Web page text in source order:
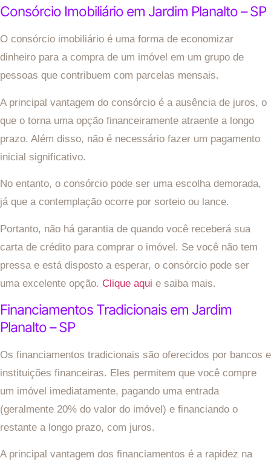
Consórcio Imobiliário em Jardim Planalto – SP
O consórcio imobiliário é uma forma de economizar
dinheiro para a compra de um imóvel em um grupo de
pessoas que contribuem com parcelas mensais.
A principal vantagem do consórcio é a ausência de juros, o
que o torna uma opção financeiramente atraente a longo
prazo. Além disso, não é necessário fazer um pagamento
inicial significativo.
No entanto, o consórcio pode ser uma escolha demorada,
já que a contemplação ocorre por sorteio ou lance.
Portanto, não há garantia de quando você receberá sua
carta de crédito para comprar o imóvel. Se você não tem
pressa e está disposto a esperar, o consórcio pode ser
uma excelente opção. Clique aqui e saiba mais.
Financiamentos Tradicionais em Jardim
Planalto – SP
Os financiamentos tradicionais são oferecidos por bancos e
instituições financeiras. Eles permitem que você compre
um imóvel imediatamente, pagando uma entrada
(geralmente 20% do valor do imóvel) e financiando o
restante a longo prazo, com juros.
A principal vantagem dos financiamentos é a rapidez na